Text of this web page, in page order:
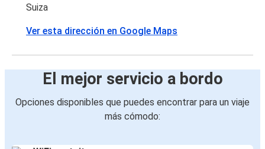
Suiza
Ver esta dirección en Google Maps
El mejor servicio a bordo
Opciones disponibles que puedes encontrar para un viaje
más cómodo: